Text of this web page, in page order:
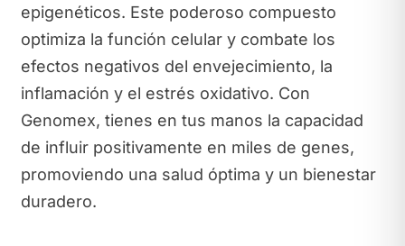
epigenéticos. Este poderoso compuesto
optimiza la función celular y combate los
efectos negativos del envejecimiento, la
inflamación y el estrés oxidativo. Con
Genomex, tienes en tus manos la capacidad
de influir positivamente en miles de genes,
promoviendo una salud óptima y un bienestar
duradero.